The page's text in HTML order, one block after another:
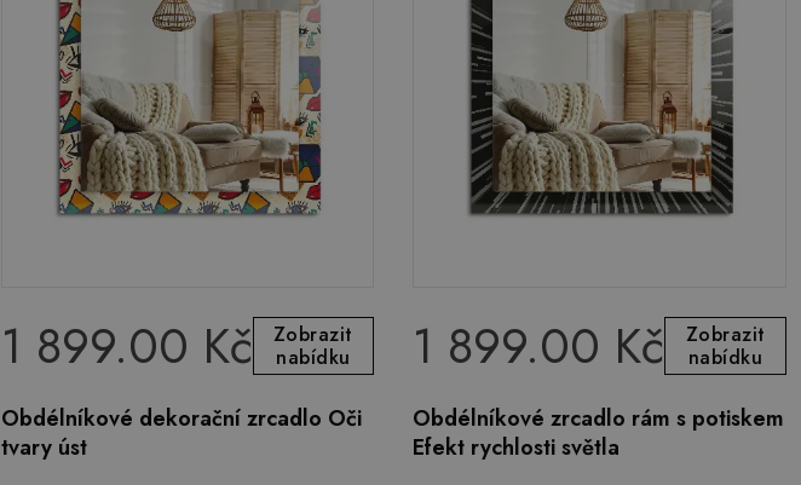
1 899.00 Kč
Zobrazit
nabídku
Obdélníkové dekorační zrcadlo Oči
tvary úst
1 899.00 Kč
Zobrazit
nabídku
Obdélníkové zrcadlo rám s potiskem
Efekt rychlosti světla